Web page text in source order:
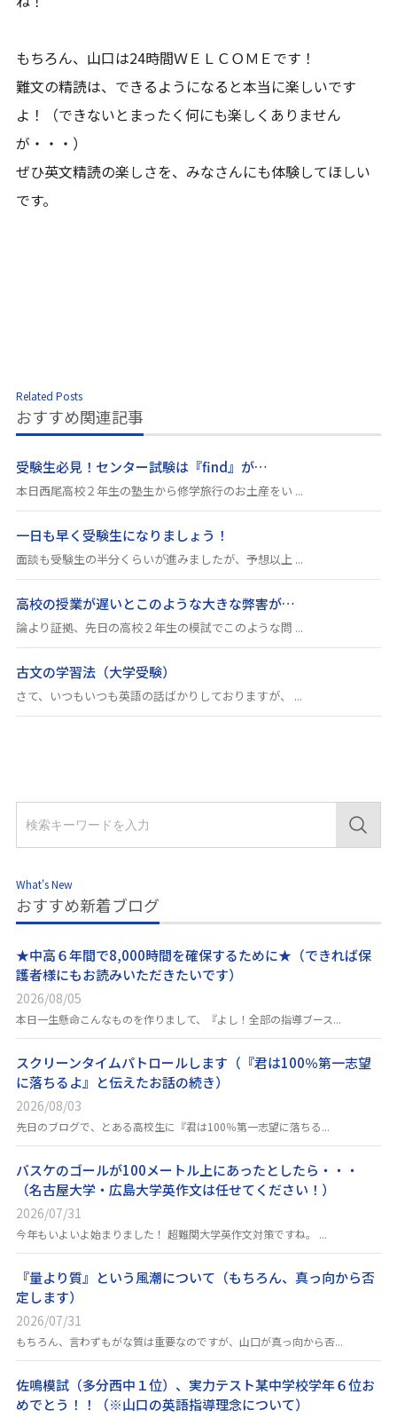
もちろん、山口は24時間ＷＥＬＣＯＭＥです！
難文の精読は、できるようになると本当に楽しいです
よ！（できないとまったく何にも楽しくありません
が・・・）
ぜひ英文精読の楽しさを、みなさんにも体験してほしい
です。
Related Posts
おすすめ関連記事
受験生必見！センター試験は『find』が…
本日西尾高校２年生の塾生から修学旅行のお土産をい ...
一日も早く受験生になりましょう！
面談も受験生の半分くらいが進みましたが、予想以上 ...
高校の授業が遅いとこのような大きな弊害が…
論より証拠、先日の高校２年生の模試でこのような問 ...
古文の学習法（大学受験）
さて、いつもいつも英語の話ばかりしておりますが、 ...
What's New
おすすめ新着ブログ
★中高６年間で8,000時間を確保するために★（できれば保
護者様にもお読みいただきたいです）
2026/08/05
本日一生懸命こんなものを作りまして、『よし！全部の指導ブース...
スクリーンタイムパトロールします（『君は100％第一志望
に落ちるよ』と伝えたお話の続き）
2026/08/03
先日のブログで、とある高校生に『君は100％第一志望に落ちる...
バスケのゴールが100メートル上にあったとしたら・・・
（名古屋大学・広島大学英作文は任せてください！）
2026/07/31
今年もいよいよ始まりました！ 超難関大学英作文対策ですね。 ...
『量より質』という風潮について（もちろん、真っ向から否
定します）
2026/07/31
もちろん、言わずもがな質は重要なのですが、山口が真っ向から否...
佐鳴模試（多分西中１位）、実力テスト某中学校学年６位お
めでとう！！（※山口の英語指導理念について）